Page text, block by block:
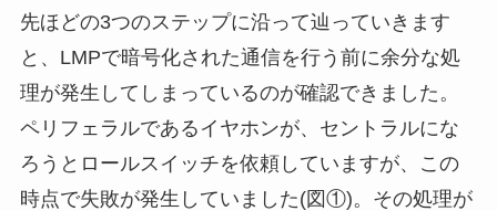
先ほどの3つのステップに沿って辿っていきます
と、LMPで暗号化された通信を行う前に余分な処
理が発生してしまっているのが確認できました。
ペリフェラルであるイヤホンが、セントラルにな
ろうとロールスイッチを依頼していますが、この
時点で失敗が発生していました(図①)。その処理が